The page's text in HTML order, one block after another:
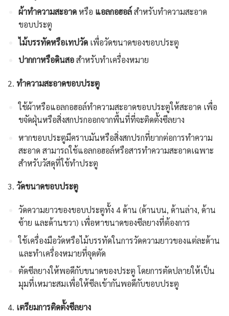
ผ้าทำความสะอาดหรือ แอลกอฮอล์สำหรับทำความสะอาด
ขอบประตู
ไม้บรรทัดหรือเทปวัดเพื่อวัดขนาดของขอบประตู
ปากกาหรือดินสอสำหรับทำเครื่องหมาย
2. ทำความสะอาดขอบประตู
ใช้ผ้าหรือแอลกอฮอล์ทำความสะอาดขอบประตูให้สะอาด เพื่อ
ขจัดฝุ่นหรือสิ่งสกปรกออกจากพื้นที่ที่จะติดตั้งซีลยาง
หากขอบประตูมีคราบมันหรือสิ่งสกปรกที่ยากต่อการทำความ
สะอาด สามารถใช้แอลกอฮอล์หรือสารทำความสะอาดเฉพาะ
สำหรับวัสดุที่ใช้ทำประตู
3. วัดขนาดขอบประตู
วัดความยาวของขอบประตูทั้ง 4 ด้าน (ด้านบน, ด้านล่าง, ด้าน
ซ้าย และด้านขวา) เพื่อหาขนาดของซีลยางที่ต้องการ
ใช้เครื่องมือวัดหรือไม้บรรทัดในการวัดความยาวของแต่ละด้าน
และทำเครื่องหมายที่จุดตัด
ตัดซีลยางให้พอดีกับขนาดของประตู โดยการตัดปลายให้เป็น
มุมที่เหมาะสมเพื่อให้ซีลเข้ากันพอดีกับขอบประตู
4. เตรียมการติดตั้งซีลยาง